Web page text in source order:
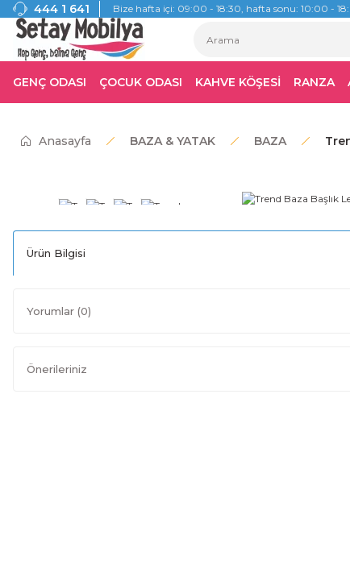
444 1 641 Bize hafta içi: 09:00 - 18:30, hafta sonu: 10:00 -
GENÇ ODASI ÇOCUK ODASI KAHVE KÖŞESİ RANZA
Anasayfa BAZA & YATAK BAZA
Ürün Bilgisi
Yorumlar (0)
Önerileriniz